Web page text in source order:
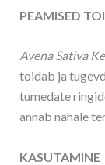
PEAMISED
Avena Sativa
toidab ja
tumedate
annab nahale
KASUTAMINE